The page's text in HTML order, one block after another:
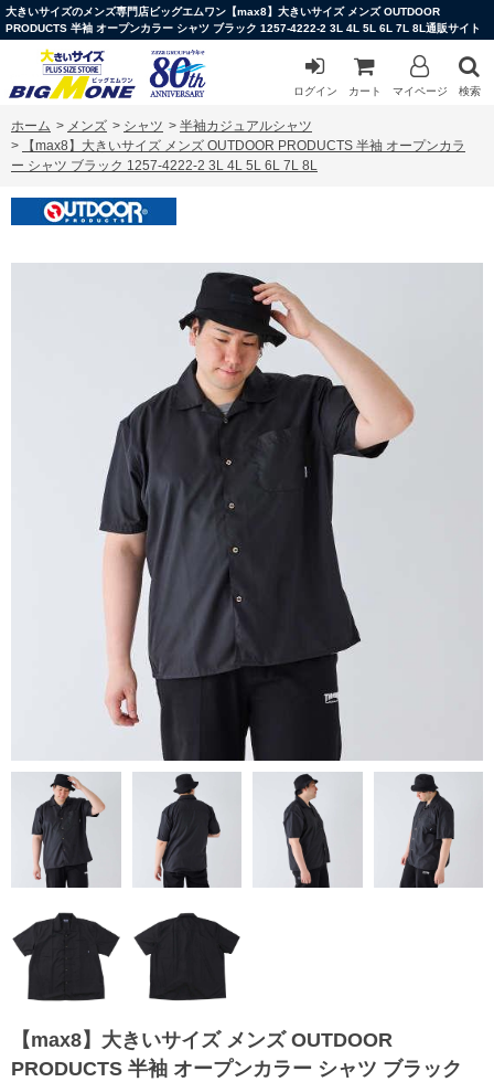
大きいサイズのメンズ専門店ビッグエムワン【max8】大きいサイズ メンズ OUTDOOR
PRODUCTS 半袖 オープンカラー シャツ ブラック 1257-4222-2 3L 4L 5L 6L 7L 8L通販サイト
ログイン カート マイページ 検索
ホーム > メンズ > シャツ > 半袖カジュアルシャツ
>
【max8】大きいサイズ メンズ OUTDOOR PRODUCTS 半袖 オープンカラ
ー シャツ ブラック 1257-4222-2 3L 4L 5L 6L 7L 8L
【max8】大きいサイズ メンズ OUTDOOR
PRODUCTS 半袖 オープンカラー シャツ ブラック